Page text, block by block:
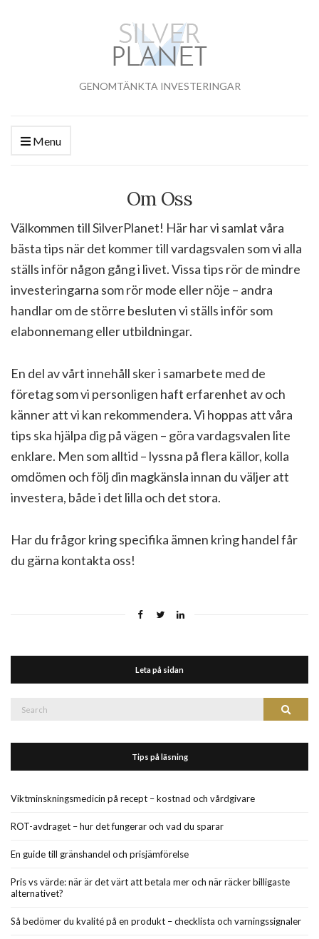
GENOMTÄNKTA INVESTERINGAR
Menu
Om Oss
Välkommen till SilverPlanet! Här har vi samlat våra
bästa tips när det kommer till vardagsvalen som vi alla
ställs inför någon gång i livet. Vissa tips rör de mindre
investeringarna som rör mode eller nöje – andra
handlar om de större besluten vi ställs inför som
elabonnemang eller utbildningar.
En del av vårt innehåll sker i samarbete med de
företag som vi personligen haft erfarenhet av och
känner att vi kan rekommendera. Vi hoppas att våra
tips ska hjälpa dig på vägen – göra vardagsvalen lite
enklare. Men som alltid – lyssna på flera källor, kolla
omdömen och följ din magkänsla innan du väljer att
investera, både i det lilla och det stora.
Har du frågor kring specifika ämnen kring handel får
du gärna kontakta oss!
Leta på sidan
Search
Tips på läsning
Viktminskningsmedicin på recept – kostnad och vårdgivare
ROT-avdraget – hur det fungerar och vad du sparar
En guide till gränshandel och prisjämförelse
Pris vs värde: när är det värt att betala mer och när räcker billigaste
alternativet?
Så bedömer du kvalité på en produkt – checklista och varningssignaler